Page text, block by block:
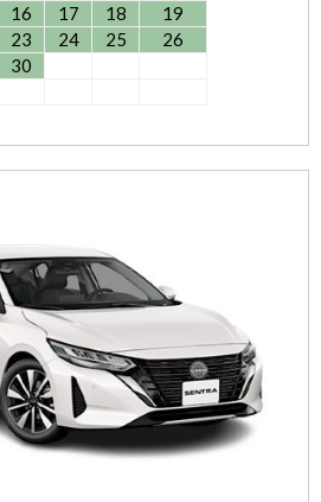
16 17 18
19
23 24 25
26
30